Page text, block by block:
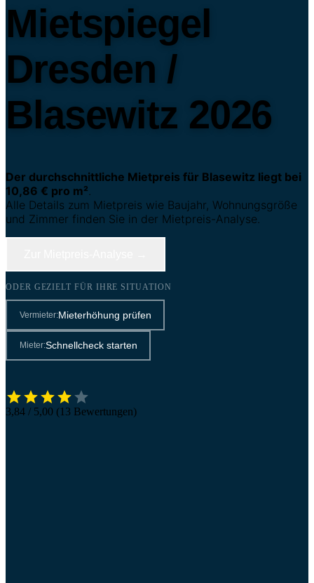
Mietspiegel
Dresden /
Blasewitz 2026
Der durchschnittliche Mietpreis für Blasewitz liegt bei
10,86 € pro m².
Alle Details zum Mietpreis wie Baujahr, Wohnungsgröße
und Zimmer finden Sie in der Mietpreis-Analyse.
ODER GEZIELT FÜR IHRE SITUATION
Vermieter:Mieterhöhung prüfen
Mieter:Schnellcheck starten
3,84 / 5,00 (13 Bewertungen)